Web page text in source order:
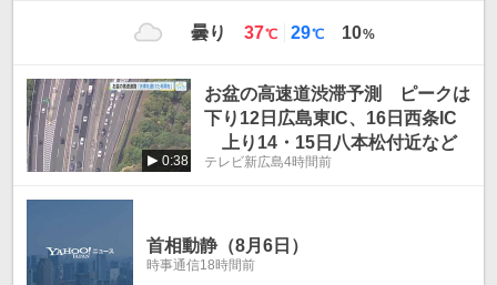
曇り
最
温
37℃
最
温
29℃ 10%
0:38
お盆の高速道渋滞予測 ピークは
下り12日広島東IC、16日西条IC
上り14・15日八本松付近など
テレビ新広島4時間前
首相動静（8月6日）
時事通信18時間前